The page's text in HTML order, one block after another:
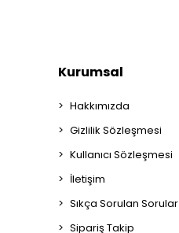
Kurumsal
Hakkımızda
Gizlilik Sözleşmesi
Kullanıcı Sözleşmesi
İletişim
Sıkça Sorulan Sorular
Sipariş Takip